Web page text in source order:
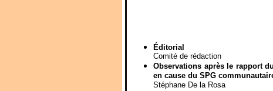
Éditorial
Comité de rédaction
Observations après le rapport
en cause du SPG
Stéphane De la Rosa